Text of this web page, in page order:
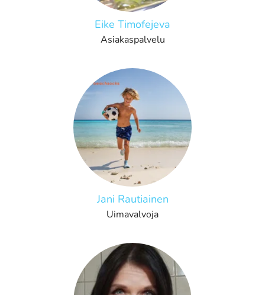
Eike Timofejeva
Asiakaspalvelu
Jani Rautiainen
Uimavalvoja